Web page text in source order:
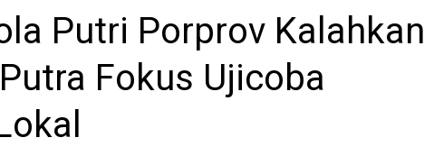
Putri Porprov Kalahkan
Fokus Ujicoba